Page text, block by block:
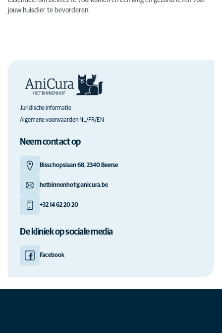
jouw huisdier te bevorderen.
Juridische informatie
Algemene voorwaarden NL/FR/EN
Neem contact op
Bisschopslaan 68, 2340 Beerse
hetbinnenhof@anicura.be
+32 14 62 20 20
De kliniek op sociale media
Facebook